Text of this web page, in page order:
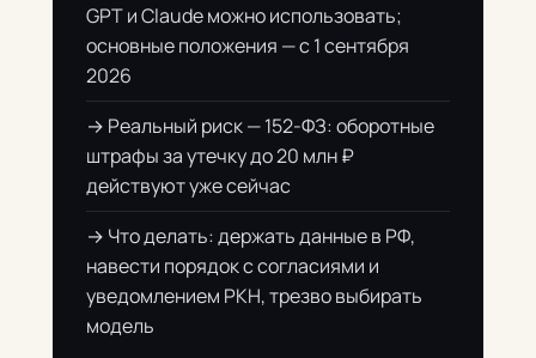
GPT и Claude можно использовать;
основные положения — с 1 сентября
2026
→ Реальный риск — 152-ФЗ: оборотные
штрафы за утечку до 20 млн ₽
действуют уже сейчас
→ Что делать: держать данные в РФ,
навести порядок с согласиями и
уведомлением РКН, трезво выбирать
модель